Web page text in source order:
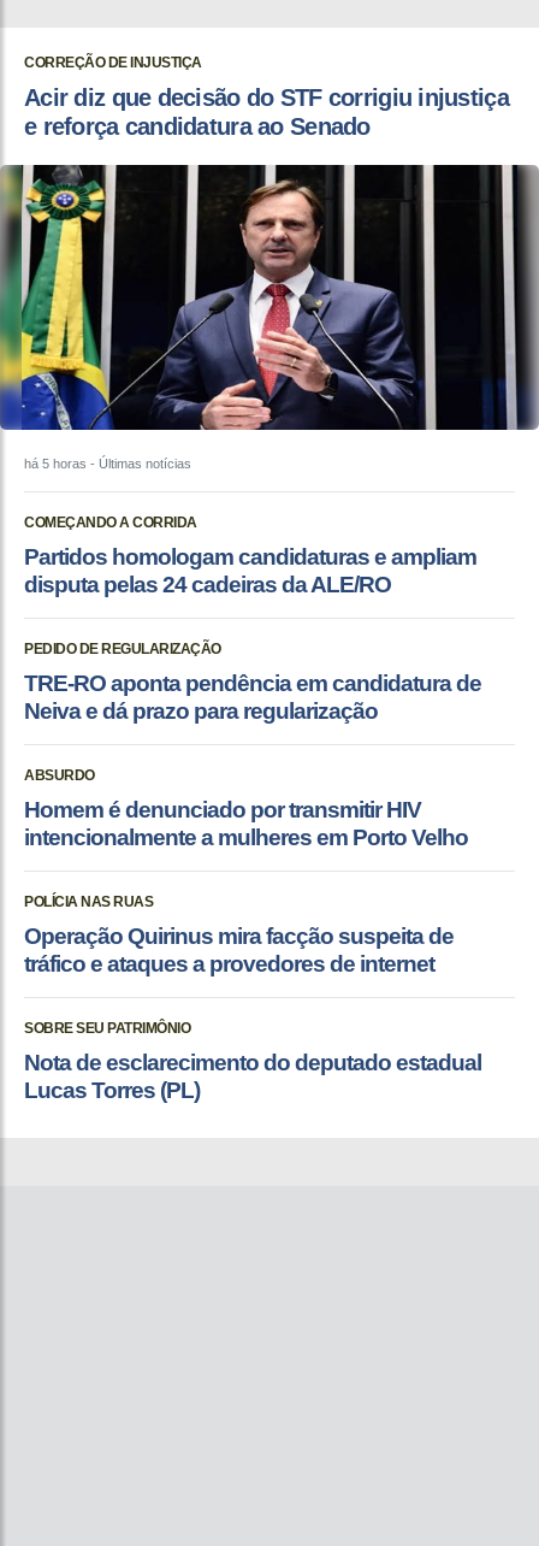
CORREÇÃO DE INJUSTIÇA
Acir diz que decisão do STF corrigiu injustiça
e reforça candidatura ao Senado
há 5 horas - Últimas notícias
COMEÇANDO A CORRIDA
Partidos homologam candidaturas e ampliam
disputa pelas 24 cadeiras da ALE/RO
PEDIDO DE REGULARIZAÇÃO
TRE-RO aponta pendência em candidatura de
Neiva e dá prazo para regularização
ABSURDO
Homem é denunciado por transmitir HIV
intencionalmente a mulheres em Porto Velho
POLÍCIA NAS RUAS
Operação Quirinus mira facção suspeita de
tráfico e ataques a provedores de internet
SOBRE SEU PATRIMÔNIO
Nota de esclarecimento do deputado estadual
Lucas Torres (PL)